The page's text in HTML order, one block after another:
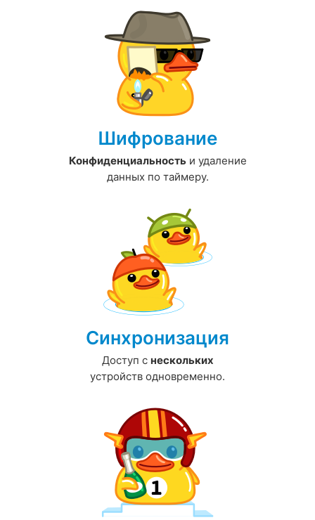
Шифрование
Конфиденциальностьи удаление
данных по таймеру.
Синхронизация
Доступ с нескольких
устройств одновременно.